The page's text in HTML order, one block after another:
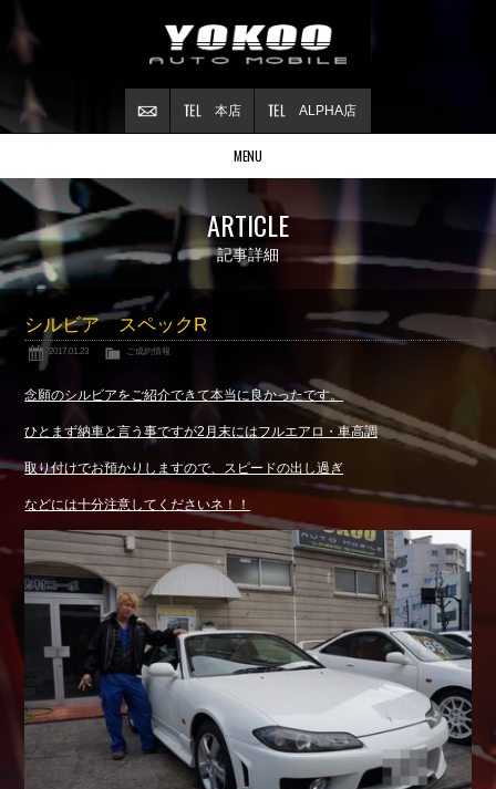
ALPHA店
本店
MENU
Stock list
在庫情報
Contract
ご成約情報
NSXについて
Reflesh Plan
買取査定
Blog
Shop info.
店舗紹介
Company
会社概要
ARTICLE
記事詳細
シルビア スペックR
2017.01.23 ご成約情報
念願のシルビアをご紹介できて本当に良かったです。
ひとまず納車と言う事ですが2月末にはフルエアロ・車高調
取り付けでお預かりしますので、スピードの出し過ぎ
などには十分注意してくださいネ！！